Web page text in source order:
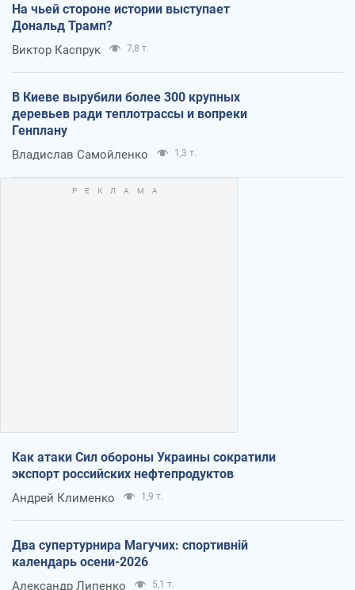
На чьей стороне истории выступает
Дональд Трамп?
Виктор Каспрук 7,8 т.
В Киеве вырубили более 300 крупных
деревьев ради теплотрассы и вопреки
Генплану
Владислав Самойленко 1,3 т.
Как атаки Сил обороны Украины сократили
экспорт российских нефтепродуктов
Андрей Клименко 1,9 т.
Два супертурнира Магучих: спортивній
календарь осени-2026
Александр Липенко 5,1 т.